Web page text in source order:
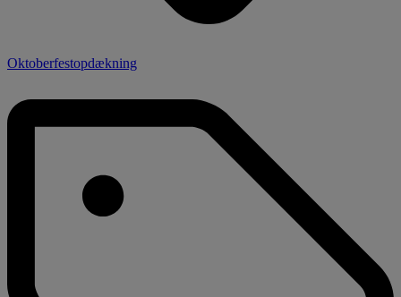
Oktoberfestopdækning